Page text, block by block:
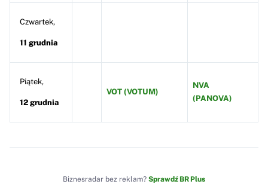
Czwartek,
11 grudnia
Piątek,
12 grudnia
VOT (VOTUM)
NVA
(PANOVA)
Biznesradar bez reklam? Sprawdź BR Plus